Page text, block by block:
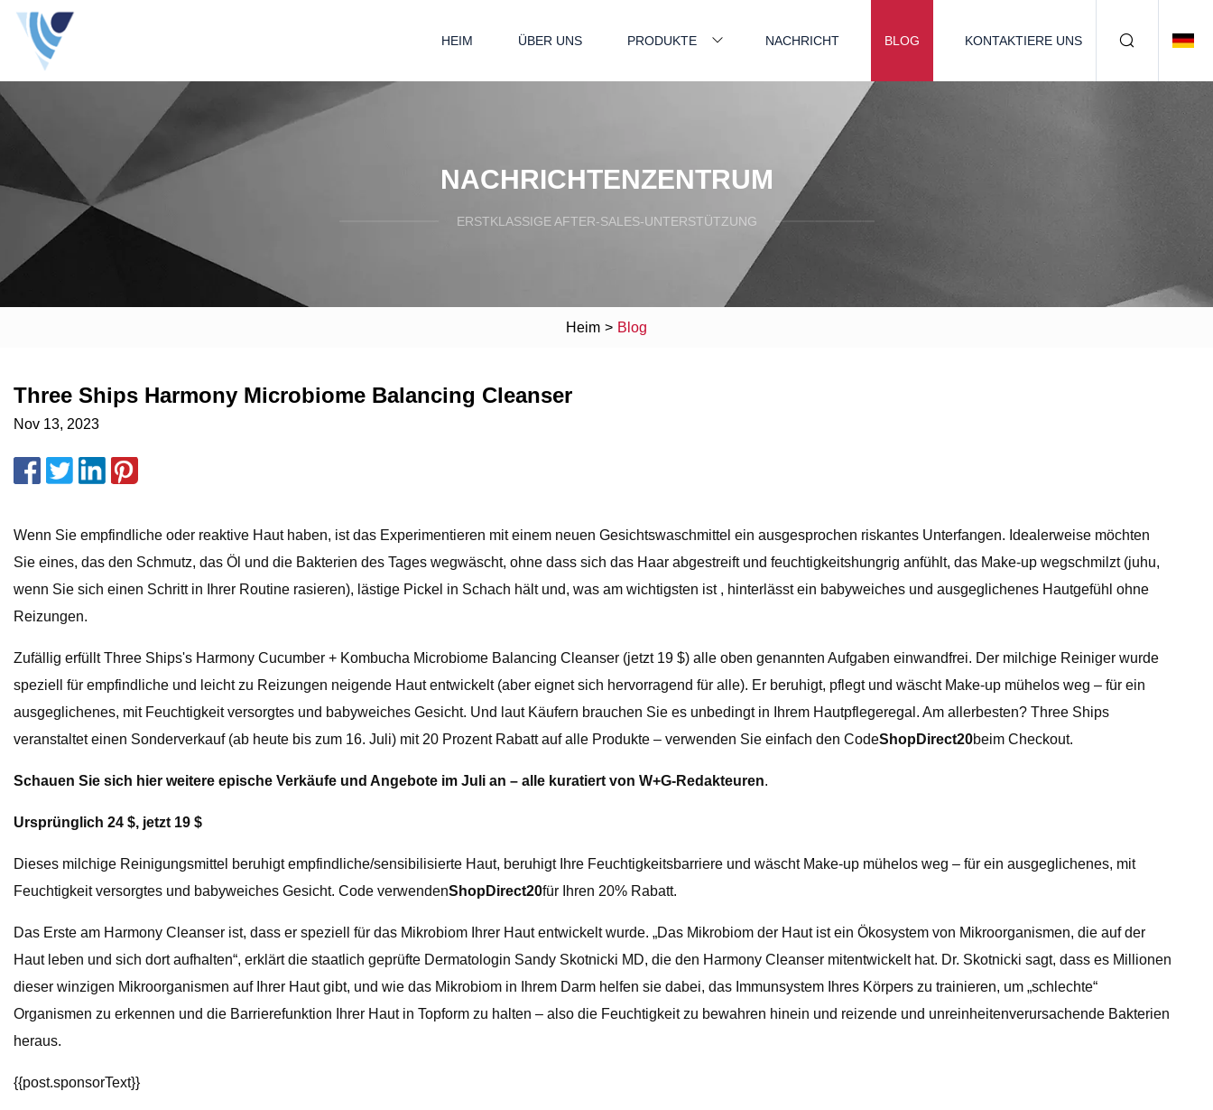
HEIM ÜBER UNS PRODUKTE NACHRICHT BLOG KONTAKTIERE UNS
NACHRICHTENZENTRUM
ERSTKLASSIGE AFTER-SALES-UNTERSTÜTZUNG
Heim > Blog
Three Ships Harmony Microbiome Balancing Cleanser
Nov 13, 2023
Wenn Sie empfindliche oder reaktive Haut haben, ist das Experimentieren mit einem neuen Gesichtswaschmittel ein ausgesprochen riskantes Unterfangen. Idealerweise möchten
Sie eines, das den Schmutz, das Öl und die Bakterien des Tages wegwäscht, ohne dass sich das Haar abgestreift und feuchtigkeitshungrig anfühlt, das Make-up wegschmilzt (juhu,
wenn Sie sich einen Schritt in Ihrer Routine rasieren), lästige Pickel in Schach hält und, was am wichtigsten ist , hinterlässt ein babyweiches und ausgeglichenes Hautgefühl ohne
Reizungen.
Zufällig erfüllt Three Ships's Harmony Cucumber + Kombucha Microbiome Balancing Cleanser (jetzt 19 $) alle oben genannten Aufgaben einwandfrei. Der milchige Reiniger wurde
speziell für empfindliche und leicht zu Reizungen neigende Haut entwickelt (aber eignet sich hervorragend für alle). Er beruhigt, pflegt und wäscht Make-up mühelos weg – für ein
ausgeglichenes, mit Feuchtigkeit versorgtes und babyweiches Gesicht. Und laut Käufern brauchen Sie es unbedingt in Ihrem Hautpflegeregal. Am allerbesten? Three Ships
veranstaltet einen Sonderverkauf (ab heute bis zum 16. Juli) mit 20 Prozent Rabatt auf alle Produkte – verwenden Sie einfach den CodeShopDirect20beim Checkout.
Schauen Sie sich hier weitere epische Verkäufe und Angebote im Juli an – alle kuratiert von W+G-Redakteuren.
Ursprünglich 24 $, jetzt 19 $
Dieses milchige Reinigungsmittel beruhigt empfindliche/sensibilisierte Haut, beruhigt Ihre Feuchtigkeitsbarriere und wäscht Make-up mühelos weg – für ein ausgeglichenes, mit
Feuchtigkeit versorgtes und babyweiches Gesicht. Code verwendenShopDirect20für Ihren 20% Rabatt.
Das Erste am Harmony Cleanser ist, dass er speziell für das Mikrobiom Ihrer Haut entwickelt wurde. „Das Mikrobiom der Haut ist ein Ökosystem von Mikroorganismen, die auf der
Haut leben und sich dort aufhalten“, erklärt die staatlich geprüfte Dermatologin Sandy Skotnicki MD, die den Harmony Cleanser mitentwickelt hat. Dr. Skotnicki sagt, dass es Millionen
dieser winzigen Mikroorganismen auf Ihrer Haut gibt, und wie das Mikrobiom in Ihrem Darm helfen sie dabei, das Immunsystem Ihres Körpers zu trainieren, um „schlechte“
Organismen zu erkennen und die Barrierefunktion Ihrer Haut in Topform zu halten – also die Feuchtigkeit zu bewahren hinein und reizende und unreinheitenverursachende Bakterien
heraus.
{{post.sponsorText}}